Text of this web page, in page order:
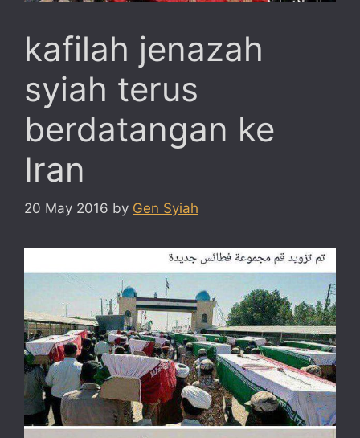
kafilah jenazah
syiah terus
berdatangan ke
Iran
20 May 2016 by Gen Syiah